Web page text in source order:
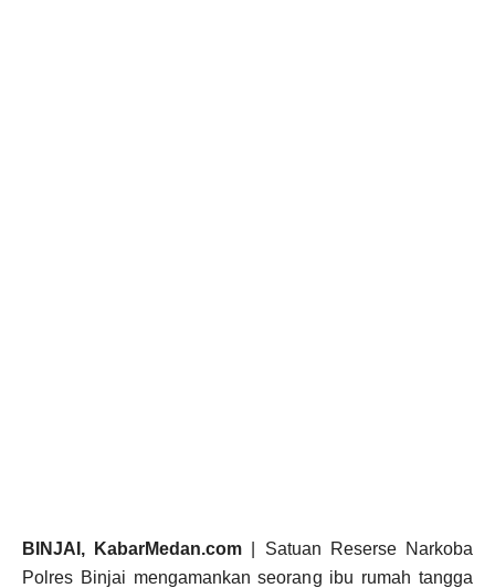
BINJAI, KabarMedan.com | Satuan Reserse Narkoba
Polres Binjai mengamankan seorang ibu rumah tangga